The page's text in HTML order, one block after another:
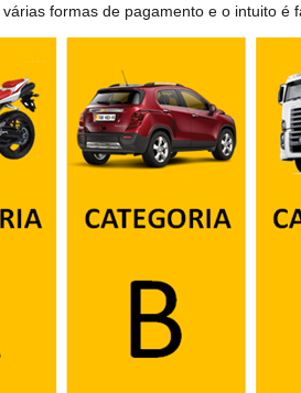
formas de pagamento e o intuito é